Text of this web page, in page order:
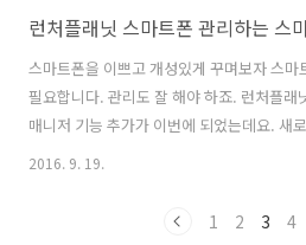
런처플래닛 스마트폰 관리하는 스
스마트폰을 이쁘고 개성있게 꾸며보자 스마
필요합니다. 관리도 잘 해야 하죠. 런처플래
매니저 기능 추가가 이번에 되었는데요. 새
능을 설명하려고 합니다. 700여종이 넘는 아
폰을 좀 더 쉽게 관리하고 쉽게 앱을 구동할
2016. 9. 19.
1 2 3 4